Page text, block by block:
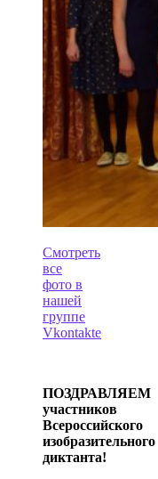
Смотреть
все
фото в
нашей
группе
Vkontakte
ПОЗДРАВЛЯЕМ
участников
Всероссийского
изобразительного
диктанта!